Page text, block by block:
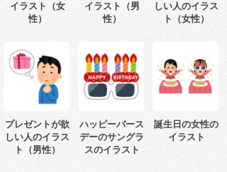
イラスト（女
性）
イラスト（男
性）
しい人のイラス
ト（女性）
プレゼントが欲
しい人のイラス
ト（男性）
ハッピーバース
デーのサングラ
スのイラスト
誕生日の女性の
イラスト